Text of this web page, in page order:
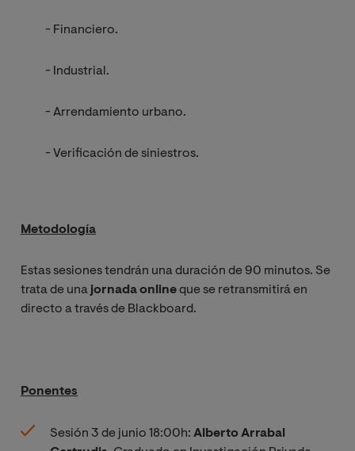
- Financiero.
- Industrial.
- Arrendamiento urbano.
- Verificación de siniestros.
Metodología
Estas sesiones tendrán una duración de 90 minutos. Se
trata de una jornada onlineque se retransmitirá en
directo a través de Blackboard.
Ponentes
Sesión 3 de junio 18:00h: Alberto Arrabal